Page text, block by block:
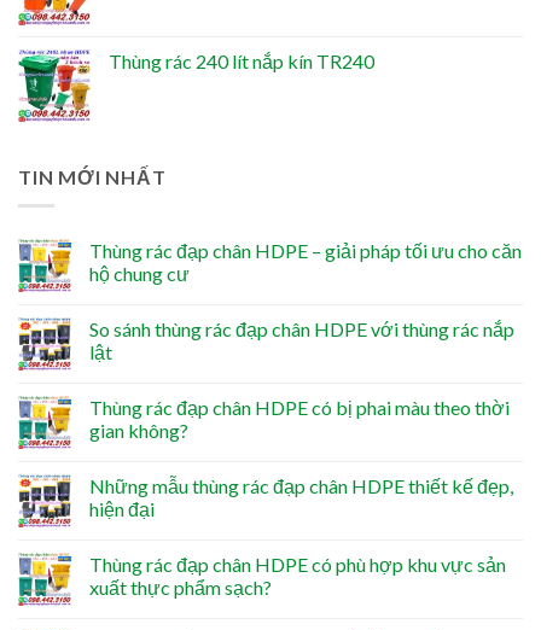
Thùng rác 240 lít nắp kín TR240
TIN MỚI NHẤT
Thùng rác đạp chân HDPE – giải pháp tối ưu cho căn
hộ chung cư
So sánh thùng rác đạp chân HDPE với thùng rác nắp
lật
Thùng rác đạp chân HDPE có bị phai màu theo thời
gian không?
Những mẫu thùng rác đạp chân HDPE thiết kế đẹp,
hiện đại
Thùng rác đạp chân HDPE có phù hợp khu vực sản
xuất thực phẩm sạch?